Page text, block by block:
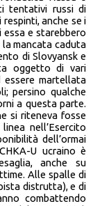
tentativi russi di
anche se i
essa e starebbero
la mancata caduta
di Slovyansk e
oggetto di vari
essere martellata
persino qualche
a questa parte.
si riteneva fosse
nell’Esercito
dell’ormai
U ucraino è
anche su
Alle spalle di
distrutta), e di
combattendo